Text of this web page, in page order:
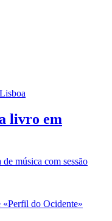
livro em
música com sessão